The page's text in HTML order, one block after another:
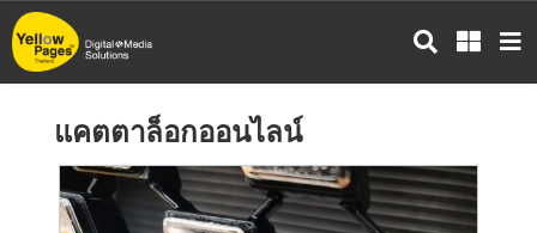
ข้าม
ไป
แคตตาล็อกออนไลน์